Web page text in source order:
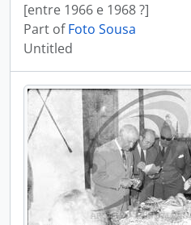
[entre 1966 e 1968 ?]
Part ofFoto Sousa
Untitled